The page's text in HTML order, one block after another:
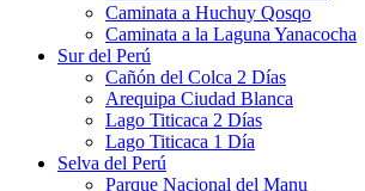
Caminata a Huchuy Qosqo
Caminata a la Laguna Yanacocha
Sur del Perú
Cañón del Colca 2 Días
Arequipa Ciudad Blanca
Lago Titicaca 2 Días
Lago Titicaca 1 Día
Selva del Perú
Parque Nacional del Manu